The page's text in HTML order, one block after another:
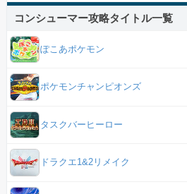
コンシューマー攻略タイトル一覧
ぽこあポケモン
ポケモンチャンピオンズ
タスクバーヒーロー
ドラクエ1&2リメイク